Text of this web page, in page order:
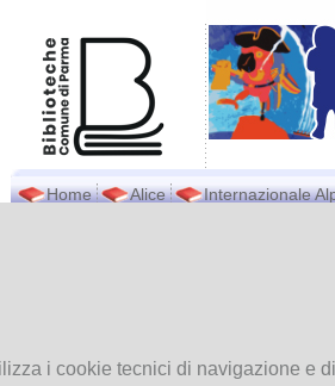
Home Alice Internazionale
Dove siamo
i cookie tecnici di navigazione e